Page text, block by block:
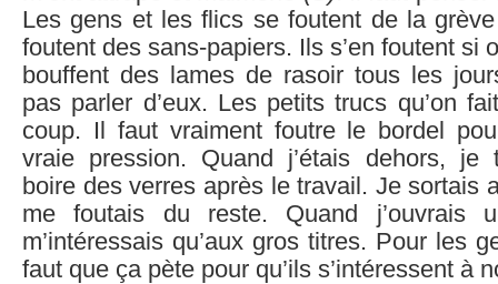
Les gens et les flics se foutent de la
foutent des sans-papiers. Ils s’en foutent si
bouffent des lames de rasoir tous les
pas parler d’eux. Les petits trucs qu’on
coup. Il faut vraiment foutre le bordel
vraie pression. Quand j’étais dehors, je
boire des verres après le travail. Je sortais
me foutais du reste. Quand j’ouvrais
m’intéressais qu’aux gros titres. Pour les
faut que ça pète pour qu’ils s’intéressent à